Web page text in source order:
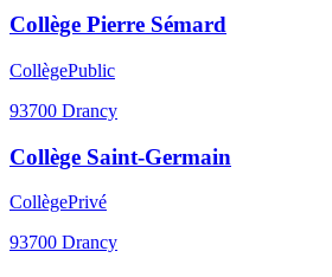
Collège Pierre Sémard
CollègePublic
93700 Drancy
Collège Saint-Germain
CollègePrivé
93700 Drancy